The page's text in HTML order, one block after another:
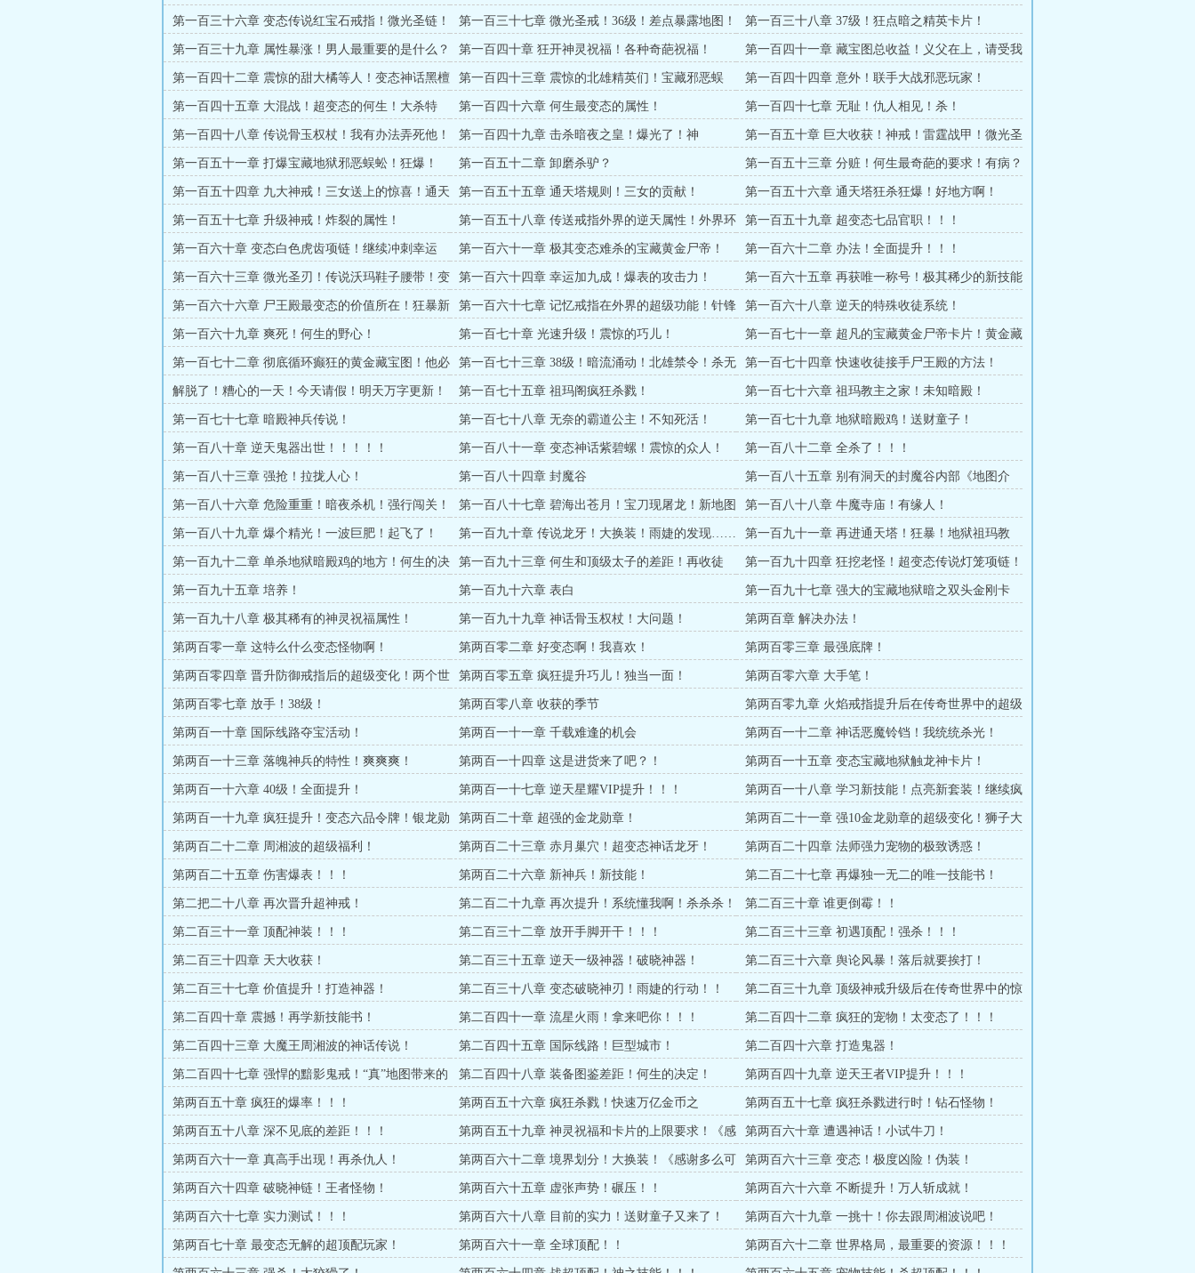
之门！老怪在哪里？
魔！
第一百三十六章 变态传说红宝石戒指！微光圣链！ 第一百三十七章 微光圣戒！36级！差点暴露地图！ 第一百三十八章 37级！狂点暗之精英卡片！
第一百三十九章 属性暴涨！男人最重要的是什么？ 第一百四十章 狂开神灵祝福！各种奇葩祝福！
第一百四十一章 藏宝图总收益！义父在上，请受我
一拜！
第一百四十二章 震惊的甜大橘等人！变态神话黑檀
手镯！
第一百四十三章 震惊的北雄精英们！宝藏邪恶蜈
蚣！
第一百四十四章 意外！联手大战邪恶玩家！
第一百四十五章 大混战！超变态的何生！大杀特
杀！
第一百四十六章 何生最变态的属性！ 第一百四十七章 无耻！仇人相见！杀！
第一百四十八章 传说骨玉权杖！我有办法弄死他！
第一百四十九章 击杀暗夜之皇！爆光了！神
戒！！！
第一百五十章 巨大收获！神戒！雷霆战甲！微光圣
甲！
第一百五十一章 打爆宝藏地狱邪恶蜈蚣！狂爆！ 第一百五十二章 卸磨杀驴？ 第一百五十三章 分赃！何生最奇葩的要求！有病？
第一百五十四章 九大神戒！三女送上的惊喜！通天
塔！
第一百五十五章 通天塔规则！三女的贡献！ 第一百五十六章 通天塔狂杀狂爆！好地方啊！
第一百五十七章 升级神戒！炸裂的属性！
第一百五十八章 传送戒指外界的逆天属性！外界环
境！
第一百五十九章 超变态七品官职！！！
第一百六十章 变态白色虎齿项链！继续冲刺幸运
9！挖宝开始！
第一百六十一章 极其变态难杀的宝藏黄金尸帝！ 第一百六十二章 办法！全面提升！！！
第一百六十三章 微光圣刃！传说沃玛鞋子腰带！变
态二级时装套成！
第一百六十四章 幸运加九成！爆表的攻击力！
第一百六十五章 再获唯一称号！极其稀少的新技能
书！
第一百六十六章 尸王殿最变态的价值所在！狂暴新
技能书！
第一百六十七章 记忆戒指在外界的超级功能！针锋
相对！
第一百六十八章 逆天的特殊收徒系统！
第一百六十九章 爽死！何生的野心！ 第一百七十章 光速升级！震惊的巧儿！
第一百七十一章 超凡的宝藏黄金尸帝卡片！黄金藏
宝图！
第一百七十二章 彻底循环癫狂的黄金藏宝图！他必
须死！
第一百七十三章 38级！暗流涌动！北雄禁令！杀无
赦！
第一百七十四章 快速收徒接手尸王殿的方法！
解脱了！糟心的一天！今天请假！明天万字更新！ 第一百七十五章 祖玛阁疯狂杀戮！ 第一百七十六章 祖玛教主之家！未知暗殿！
第一百七十七章 暗殿神兵传说！ 第一百七十八章 无奈的霸道公主！不知死活！ 第一百七十九章 地狱暗殿鸡！送财童子！
第一百八十章 逆天鬼器出世！！！！！ 第一百八十一章 变态神话紫碧螺！震惊的众人！ 第一百八十二章 全杀了！！！
第一百八十三章 强抢！拉拢人心！ 第一百八十四章 封魔谷
第一百八十五章 别有洞天的封魔谷内部《地图介
绍，熟悉的可以不看这个》
第一百八十六章 危险重重！暗夜杀机！强行闯关！
第一百八十七章 碧海出苍月！宝刀现屠龙！新地图
诱惑！
第一百八十八章 牛魔寺庙！有缘人！
第一百八十九章 爆个精光！一波巨肥！起飞了！ 第一百九十章 传说龙牙！大换装！雨婕的发现……
第一百九十一章 再进通天塔！狂暴！地狱祖玛教
主！
第一百九十二章 单杀地狱暗殿鸡的地方！何生的决
定！
第一百九十三章 何生和顶级太子的差距！再收徒
弟！宝藏暗之黄泉教主！
第一百九十四章 狂挖老怪！超变态传说灯笼项链！
第一百九十五章 培养！ 第一百九十六章 表白
第一百九十七章 强大的宝藏地狱暗之双头金刚卡
片！再开神灵祝福！疯狂提升！
第一百九十八章 极其稀有的神灵祝福属性！ 第一百九十九章 神话骨玉权杖！大问题！ 第两百章 解决办法！
第两百零一章 这特么什么变态怪物啊！ 第两百零二章 好变态啊！我喜欢！ 第两百零三章 最强底牌！
第两百零四章 晋升防御戒指后的超级变化！两个世
界的差异！
第两百零五章 疯狂提升巧儿！独当一面！ 第两百零六章 大手笔！
第两百零七章 放手！38级！ 第两百零八章 收获的季节
第两百零九章 火焰戒指提升后在传奇世界中的超级
能力！
第两百一十章 国际线路夺宝活动！ 第两百一十一章 千载难逢的机会 第两百一十二章 神话恶魔铃铛！我统统杀光！
第两百一十三章 落魄神兵的特性！爽爽爽！ 第两百一十四章 这是进货来了吧？！ 第两百一十五章 变态宝藏地狱触龙神卡片！
第两百一十六章 40级！全面提升！ 第两百一十七章 逆天星耀VIP提升！！！
第两百一十八章 学习新技能！点亮新套装！继续疯
狂提升！
第两百一十九章 疯狂提升！变态六品令牌！银龙勋
章！
第两百二十章 超强的金龙勋章！
第两百二十一章 强10金龙勋章的超级变化！狮子大
开口！！！
第两百二十二章 周湘波的超级福利！ 第两百二十三章 赤月巢穴！超变态神话龙牙！ 第两百二十四章 法师强力宠物的极致诱惑！
第两百二十五章 伤害爆表！！！ 第两百二十六章 新神兵！新技能！ 第二百二十七章 再爆独一无二的唯一技能书！
第二把二十八章 再次晋升超神戒！ 第二百二十九章 再次提升！系统懂我啊！杀杀杀！ 第二百三十章 谁更倒霉！！
第二百三十一章 顶配神装！！！ 第二百三十二章 放开手脚开干！！！ 第二百三十三章 初遇顶配！强杀！！！
第二百三十四章 天大收获！ 第二百三十五章 逆天一级神器！破晓神器！ 第二百三十六章 舆论风暴！落后就要挨打！
第二百三十七章 价值提升！打造神器！ 第二百三十八章 变态破晓神刃！雨婕的行动！！
第二百三十九章 顶级神戒升级后在传奇世界中的惊
人变化！见家长？！
第二百四十章 震撼！再学新技能书！ 第二百四十一章 流星火雨！拿来吧你！！！ 第二百四十二章 疯狂的宠物！太变态了！！！
第二百四十三章 大魔王周湘波的神话传说！ 第二百四十五章 国际线路！巨型城市！ 第二百四十六章 打造鬼器！
第二百四十七章 强悍的黯影鬼戒！“真”地图带来的
震撼！
第二百四十八章 装备图鉴差距！何生的决定！ 第两百四十九章 逆天王者VIP提升！！！
第两百五十章 疯狂的爆率！！！
第两百五十六章 疯狂杀戮！快速万亿金币之
路！！！
第两百五十七章 疯狂杀戮进行时！钻石怪物！
第两百五十八章 深不见底的差距！！！
第两百五十九章 神灵祝福和卡片的上限要求！《感
谢荆心兰叶大佬的堂主打赏》
第两百六十章 遭遇神话！小试牛刀！
第两百六十一章 真高手出现！再杀仇人！
第两百六十二章 境界划分！大换装！《感谢多么可
笑的温柔打赏堂主》
第两百六十三章 变态！极度凶险！伪装！
第两百六十四章 破晓神链！王者怪物！ 第两百六十五章 虚张声势！碾压！！ 第两百六十六章 不断提升！万人斩成就！
第两百六十七章 实力测试！！！ 第两百六十八章 目前的实力！送财童子又来了！ 第两百六十九章 一挑十！你去跟周湘波说吧！
第两百七十章 最变态无解的超顶配玩家！ 第两百六十一章 全球顶配！！ 第两百六十二章 世界格局，最重要的资源！！！